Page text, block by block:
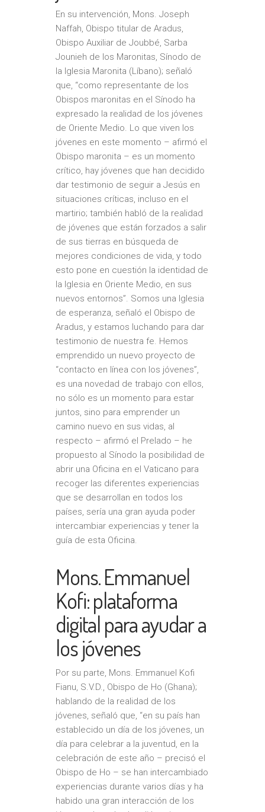
En su intervención, Mons. Joseph
Naffah, Obispo titular de Aradus,
Obispo Auxiliar de Joubbé, Sarba
Jounieh de los Maronitas, Sínodo de
la Iglesia Maronita (Líbano); señaló
que, “como representante de los
Obispos maronitas en el Sínodo ha
expresado la realidad de los jóvenes
de Oriente Medio. Lo que viven los
jóvenes en este momento – afirmó el
Obispo maronita – es un momento
crítico, hay jóvenes que han decidido
dar testimonio de seguir a Jesús en
situaciones críticas, incluso en el
martirio; también habló de la realidad
de jóvenes que están forzados a salir
de sus tierras en búsqueda de
mejores condiciones de vida, y todo
esto pone en cuestión la identidad de
la Iglesia en Oriente Medio, en sus
nuevos entornos”. Somos una Iglesia
de esperanza, señaló el Obispo de
Aradus, y estamos luchando para dar
testimonio de nuestra fe. Hemos
emprendido un nuevo proyecto de
“contacto en línea con los jóvenes”,
es una novedad de trabajo con ellos,
no sólo es un momento para estar
juntos, sino para emprender un
camino nuevo en sus vidas, al
respecto – afirmó el Prelado – he
propuesto al Sínodo la posibilidad de
abrir una Oficina en el Vaticano para
recoger las diferentes experiencias
que se desarrollan en todos los
países, sería una gran ayuda poder
intercambiar experiencias y tener la
guía de esta Oficina.
Mons. Emmanuel
Kofi: plataforma
digital para ayudar a
los jóvenes
Por su parte, Mons. Emmanuel Kofi
Fianu, S.V.D., Obispo de Ho (Ghana);
hablando de la realidad de los
jóvenes, señaló que, “en su país han
establecido un día de los jóvenes, un
día para celebrar a la juventud, en la
celebración de este año – precisó el
Obispo de Ho – se han intercambiado
experiencias durante varios días y ha
habido una gran interacción de los